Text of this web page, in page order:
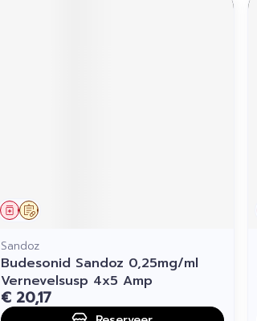
Op voorschrift
Geneesmiddel
Sandoz
Budesonid Sandoz 0,25mg/ml
Vernevelsusp 4x5 Amp
€ 20,17